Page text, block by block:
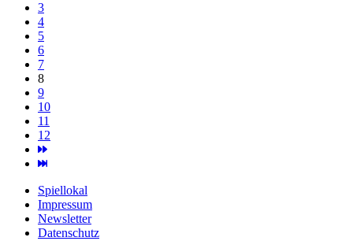
3
4
5
6
7
8
9
10
11
12
Spiellokal
Impressum
Newsletter
Datenschutz